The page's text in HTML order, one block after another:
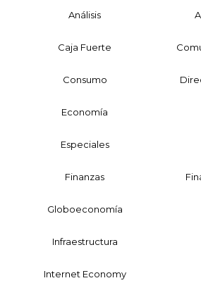
Análisis
Caja Fuerte
Consumo
Economía
Especiales
Finanzas
Globoeconomía
Infraestructura
Internet Economy